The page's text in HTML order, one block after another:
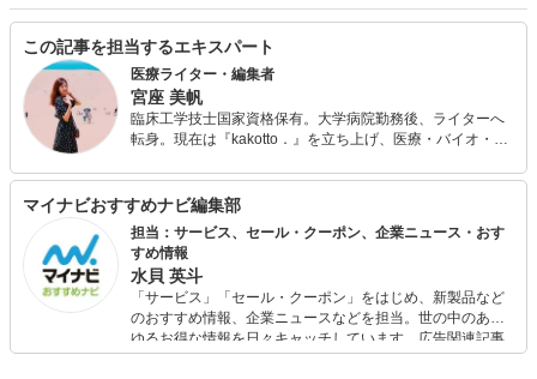
この記事を担当するエキスパート
医療ライター・編集者
宮座 美帆
臨床工学技士国家資格保有。大学病院勤務後、ライターへ
転身。現在は『kakotto．』を立ち上げ、医療・バイオ・ヘ
います。「難しい話を分かりやすく」をモットーに、心を
じんわり温めるような記事作成をお届け。当サイトでは健
康にかかわるグッズや医療機器などを紹介し、皆さまの健
康増進のお手伝いを致します。
マイナビおすすめナビ編集部
担当：サービス、セール・クーポン、企業ニュース・おす
すめ情報
水貝 英斗
「サービス」「セール・クーポン」をはじめ、新製品など
のおすすめ情報、企業ニュースなどを担当。世の中のあら
ゆるお得な情報を日々キャッチしています。広告関連記事
の制作にも携わり、SEOの知見を活かし商品販促のプラン